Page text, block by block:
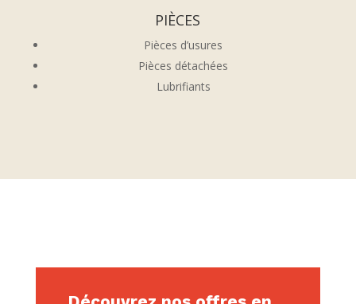
PIÈCES
Pièces d’usures
Pièces détachées
Lubrifiants